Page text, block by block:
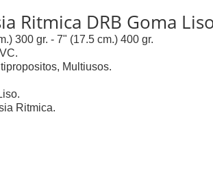
Ritmica DRB Goma
300 gr. - 7" (17.5 cm.) 400 gr.
Multiusos.
Ritmica.